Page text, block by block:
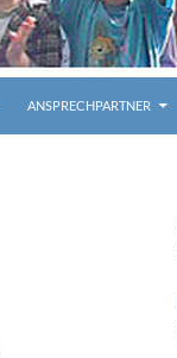
ANSPRECHPARTNER